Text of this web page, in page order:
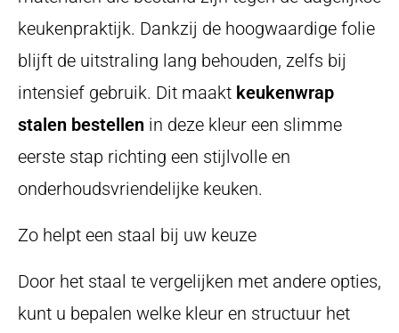
keukenpraktijk. Dankzij de hoogwaardige folie
blijft de uitstraling lang behouden, zelfs bij
intensief gebruik. Dit maakt keukenwrap
stalen bestellen in deze kleur een slimme
eerste stap richting een stijlvolle en
onderhoudsvriendelijke keuken.
Zo helpt een staal bij uw keuze
Door het staal te vergelijken met andere opties,
kunt u bepalen welke kleur en structuur het